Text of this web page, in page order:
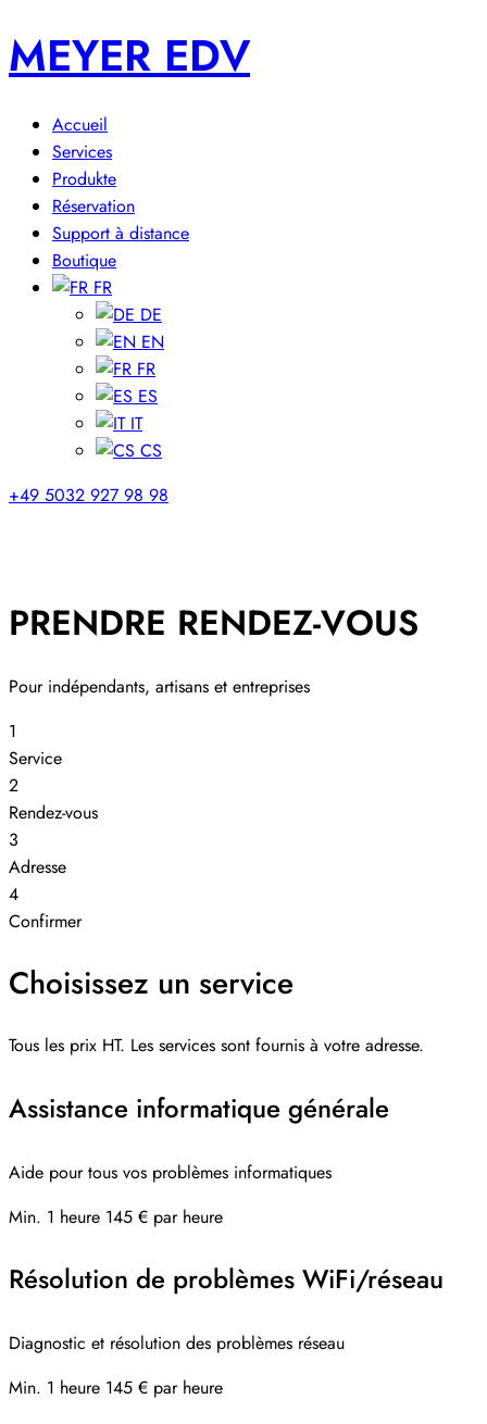
MEYER EDV
Accueil
Services
Produkte
Réservation
Support à distance
Boutique
FR
DE
EN
FR
ES
IT
CS
+49 5032 927 98 98
PRENDRE RENDEZ-VOUS
Pour indépendants, artisans et entreprises
1
Service
2
Rendez-vous
3
Adresse
4
Confirmer
Choisissez un service
Tous les prix HT. Les services sont fournis à votre adresse.
Assistance informatique générale
Aide pour tous vos problèmes informatiques
Min. 1 heure 145 € par heure
Résolution de problèmes WiFi/réseau
Diagnostic et résolution des problèmes réseau
Min. 1 heure 145 € par heure